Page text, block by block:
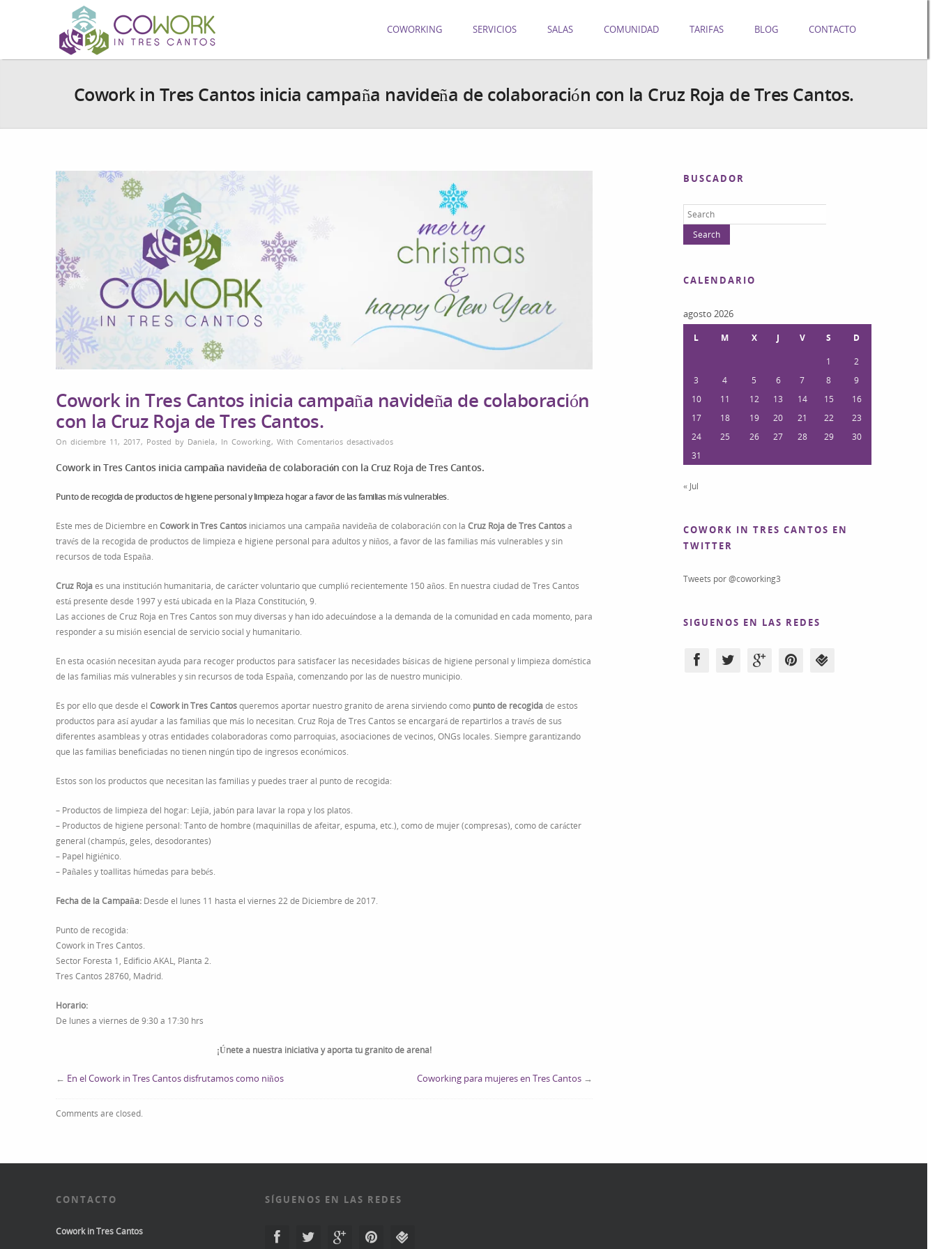
COWORKING SERVICIOS SALAS COMUNIDAD TARIFAS BLOG CONTACTO
Cowork in Tres Cantos inicia campaña navideña de colaboración con la Cruz Roja de Tres Cantos.
Cowork in Tres Cantos inicia campaña navideña de colaboración
con la Cruz Roja de Tres Cantos.
On diciembre 11, 2017, Posted by Daniela, In Coworking, With Comentarios desactivadosen
in
Cantos
Cowork in Tres Cantos inicia campaña navideña de colaboración con la Cruz Roja de Tres Cantos.
Punto de recogida de productos de higiene personal y limpieza hogar a favor de las familias más vulnerables.
Este mes de Diciembre enCowork in Tres Cantos iniciamos una campaña navideña de colaboración con la Cruz Roja de Tres Cantosa
través de la recogida de productos de limpieza e higiene personal para adultos y niños, a favor de las familias más vulnerables y sin
recursos de toda España.
Cruz Rojaes una institución humanitaria, de carácter voluntario que cumplió recientemente 150 años. En nuestra ciudad de Tres Cantos
está presente desde 1997 y está ubicada en la Plaza Constitución, 9.
Las acciones de Cruz Roja en Tres Cantos son muy diversas y han ido adecuándose a la demanda de la comunidad en cada momento, para
responder a su misión esencial de servicio social y humanitario.
En esta ocasión necesitan ayuda para recoger productos para satisfacer las necesidades básicas de higiene personal y limpieza doméstica
de las familias más vulnerables y sin recursos de toda España, comenzando por las de nuestro municipio.
Es por ello que desde el Cowork in Tres Cantosqueremos aportar nuestro granito de arena sirviendo como punto de recogidade estos
productos para así ayudar a las familias que más lo necesitan. Cruz Roja de Tres Cantos se encargará de repartirlos a través de sus
diferentes asambleas y otras entidades colaboradoras como parroquias, asociaciones de vecinos, ONGs locales. Siempre garantizando
que las familias beneficiadas no tienen ningún tipo de ingresos económicos.
Estos son los productos que necesitan las familias y puedes traer al punto de recogida:
– Productos de limpieza del hogar: Lejía, jabón para lavar la ropa y los platos.
– Productos de higiene personal: Tanto de hombre (maquinillas de afeitar, espuma, etc.), como de mujer (compresas), como de carácter
general (champús, geles, desodorantes)
– Papel higiénico.
– Pañales y toallitas húmedas para bebés.
Fecha de la Campaña: Desde el lunes 11 hasta el viernes 22 de Diciembre de 2017.
Punto de recogida:
Cowork in Tres Cantos.
Sector Foresta 1, Edificio AKAL, Planta 2.
Tres Cantos 28760, Madrid.
Horario:
De lunes a viernes de 9:30 a 17:30 hrs
¡Únete a nuestra iniciativa y aporta tu granito de arena!
← En el Cowork in Tres Cantos disfrutamos como niños Coworking para mujeres en Tres Cantos →
Comments are closed.
BUSCADOR
CALENDARIO
agosto 2026
L M X J V S
D
1
2
3
4 5 6 7 8
9
10
11 12 13 14 15
16
17
18 19 20 21 22
23
24
25 26 27 28 29
30
31
« Jul
COWORK IN TRES CANTOS EN
TWITTER
Tweets por @coworking3
SIGUENOS EN LAS REDES
CONTACTO
Cowork in Tres Cantos
SÍGUENOS EN LAS REDES